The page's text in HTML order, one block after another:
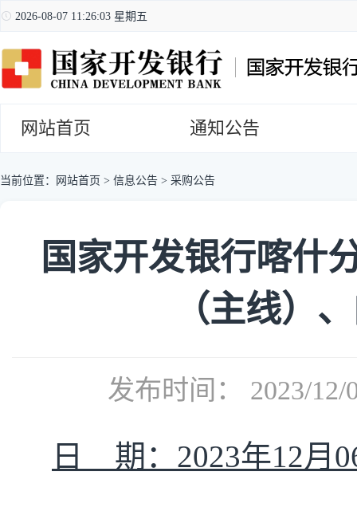
2026-08-07 11:26:04 星期五
网站首页 通知公告
当前位置： 网站首页 > 信息公告 > 采购公告
国家开发银行喀什
（主线）
发布时间： 2023/
日 期：2023年12月